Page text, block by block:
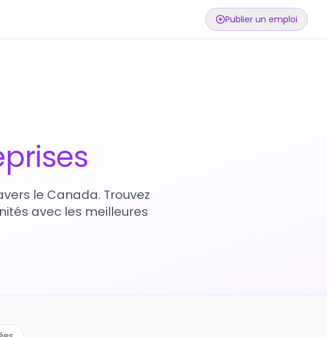
Publier un emploi
le Canada. Trouvez
avec les meilleures